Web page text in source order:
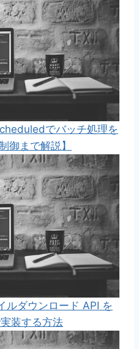
でバッチ処理を
御まで解説】
ルダウンロード API を
装する方法